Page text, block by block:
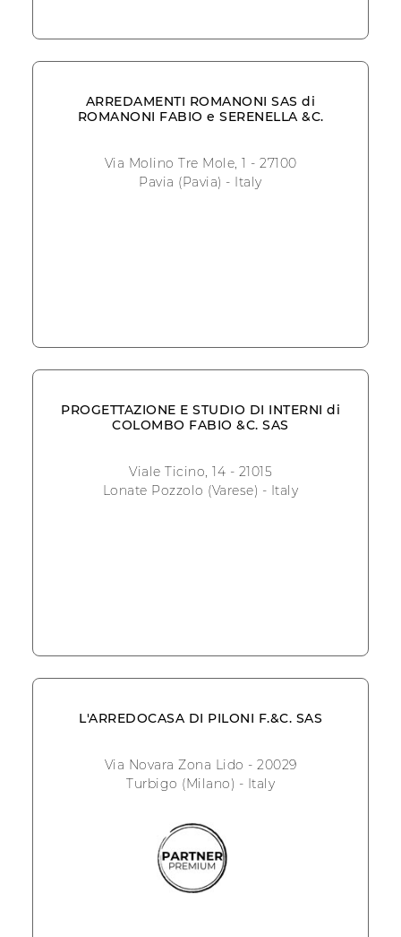
ARREDAMENTI ROMANONI SAS di
ROMANONI FABIO e SERENELLA &C.
Via Molino Tre Mole, 1 - 27100
Pavia (Pavia) - Italy
PROGETTAZIONE E STUDIO DI INTERNI di
COLOMBO FABIO &C. SAS
Viale Ticino, 14 - 21015
Lonate Pozzolo (Varese) - Italy
L'ARREDOCASA DI PILONI F.&C. SAS
Via Novara Zona Lido - 20029
Turbigo (Milano) - Italy